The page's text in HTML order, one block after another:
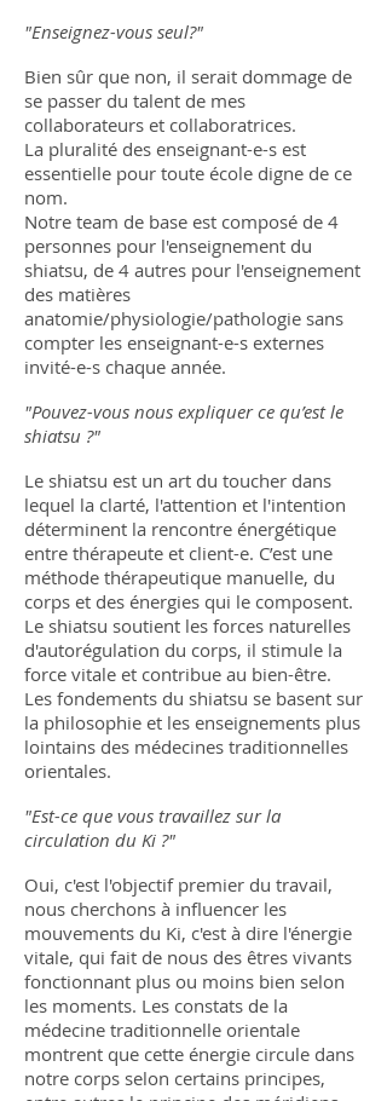
"Enseignez-vous seul?"
Bien sûr que non, il serait dommage de
se passer du talent de mes
collaborateurs et collaboratrices.
La pluralité des enseignant-e-s est
essentielle pour toute école digne de ce
nom.
Notre team de base est composé de 4
personnes pour l'enseignement du
shiatsu, de 4 autres pour l'enseignement
des matières
anatomie/physiologie/pathologie sans
compter les enseignant-e-s externes
invité-e-s chaque année.
"Pouvez-vous nous expliquer ce qu’est le
shiatsu ?"
Le shiatsu est un art du toucher dans
lequel la clarté, l'attention et l'intention
déterminent la rencontre énergétique
entre thérapeute et client-e. C’est une
méthode thérapeutique manuelle, du
corps et des énergies qui le composent.
Le shiatsu soutient les forces naturelles
d'autorégulation du corps, il stimule la
force vitale et contribue au bien-être.
Les fondements du shiatsu se basent sur
la philosophie et les enseignements plus
lointains des médecines traditionnelles
orientales.
"Est-ce que vous travaillez sur la
circulation du Ki ?"
Oui, c'est l'objectif premier du travail,
nous cherchons à influencer les
mouvements du Ki, c'est à dire l'énergie
vitale, qui fait de nous des êtres vivants
fonctionnant plus ou moins bien selon
les moments. Les constats de la
médecine traditionnelle orientale
montrent que cette énergie circule dans
notre corps selon certains principes,